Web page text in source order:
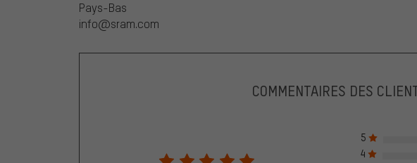
Pays-Bas
info@sram.com
COMMENTAIRES DES
5
4